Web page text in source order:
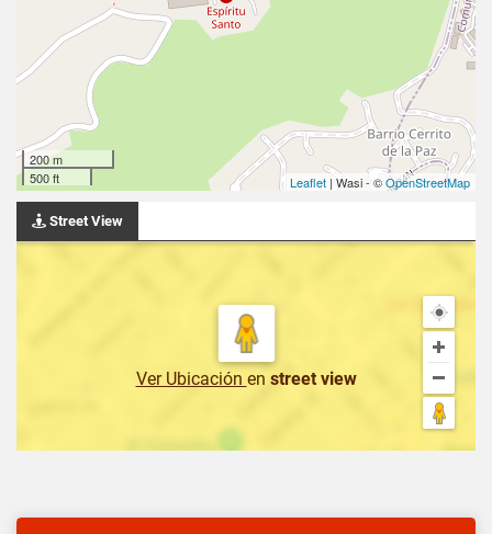
200 m
500 ft
Leaflet | Wasi - ©OpenStreetMap
Street View
Ver Ubicación en street view